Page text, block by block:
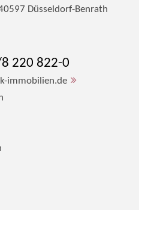
Düsseldorf-Benrath
220 822-0
immobilien.de